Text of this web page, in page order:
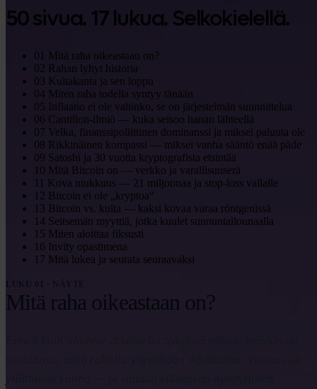
50 sivua. 17 lukua. Selkokielellä.
01 Mitä raha oikeastaan on?
02 Rahan lyhyt historia
03 Kultakanta ja sen loppu
04 Miten raha todella syntyy tänään
05 Inflaatio ei ole vahinko, se on järjestelmän suunnittelua
06 Cantillon-ilmiö — kuka seisoo hanan lähteellä
07 Velka, finanssipoliittinen dominanssi ja miksei paluuta ole
08 Rikkinäinen kompassi — miksei vanha sääntö enää päde
09 Satoshi ja 30 vuotta kryptografista etsintää
10 Mitä Bitcoin on — verkko ja varallisuuserä
11 Kova niukkuus — 21 miljoonaa ja stop-loss vallalle
12 Bitcoin ei ole „kryptoa“
13 Bitcoin vs. kulta — kaksi kovaa varaa röntgenissä
14 Seitsemän myyttiä, jotka kuulet sunnuntailounaalla
15 Miten aloittaa fiksusti
16 Invity opastimena
17 Mitä lukea ja seurata seuraavaksi
Mitä raha oikeastaan on?